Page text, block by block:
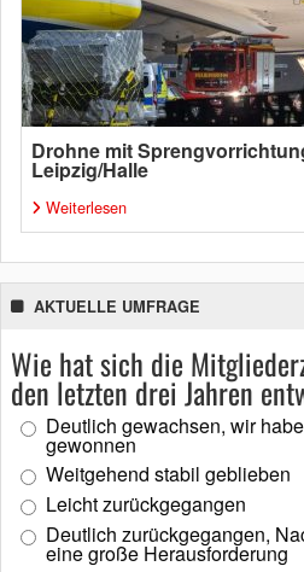
Drohne mit
Leipzig/Halle
Weiterlesen
AKTUELLE UMFRAGE
Wie hat sich die
den letzten drei Jahren
Deutlich gewachsen, wir
gewonnen
Weitgehend stabil geblieben
Leicht zurückgegangen
Deutlich zurückgegangen,
eine große Herausforderung